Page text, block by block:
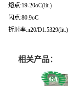
熔点:19-20oC(lit.)
闪点:80.9oC
折射率:n20/D1.5329(lit.)
相关产品：